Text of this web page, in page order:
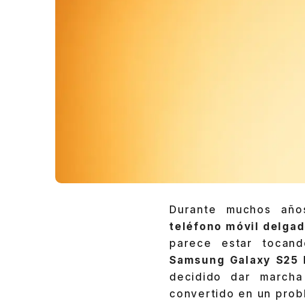
Durante muchos
teléfono móvil
parece estar
Samsung Galaxy S25
decidido dar
convertido en un